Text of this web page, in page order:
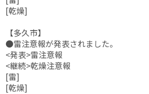
[乾燥]
【多久市】
●雷注意報が発表されました。
<発表>雷注意報
<継続>乾燥注意報
[雷]
[乾燥]